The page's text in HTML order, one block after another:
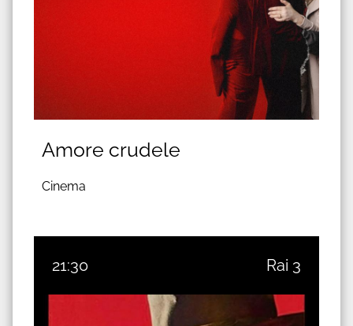
Amore crudele
Cinema
21:30 Rai 3